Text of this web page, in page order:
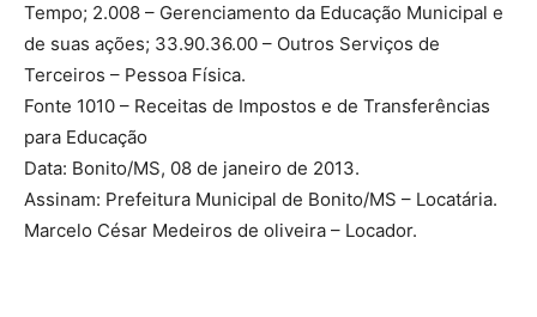
Tempo; 2.008 – Gerenciamento da Educação Municipal e
de suas ações; 33.90.36.00 – Outros Serviços de
Terceiros – Pessoa Física.
Fonte 1010 – Receitas de Impostos e de Transferências
para Educação
Data: Bonito/MS, 08 de janeiro de 2013.
Assinam: Prefeitura Municipal de Bonito/MS – Locatária.
Marcelo César Medeiros de oliveira – Locador.